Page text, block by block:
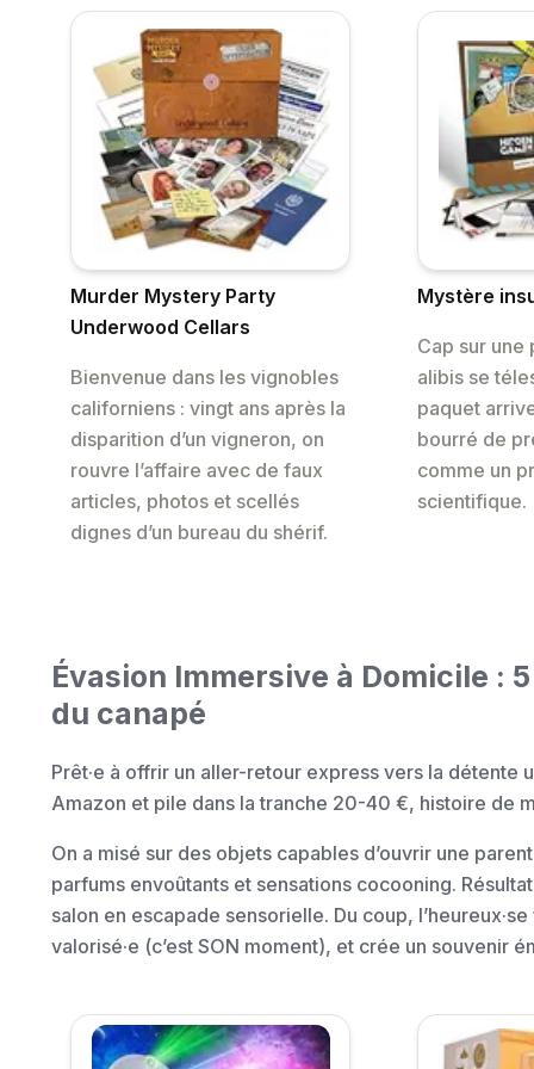
Murder Mystery Party
Underwood Cellars
Bienvenue dans les vignobles
californiens : vingt ans après la
disparition d’un vigneron, on
rouvre l’affaire avec de faux
articles, photos et scellés
dignes d’un bureau du shérif.
Mystère
Cap sur une
alibis se
paquet
bourré de
comme un
scientifique.
Évasion Immersive à Domicile :
du canapé
Prêt·e à offrir un aller-retour express vers la détente
Amazon et pile dans la tranche 20-40 €, histoire de
On a misé sur des objets capables d’ouvrir une
parfums envoûtants et sensations cocooning.
salon en escapade sensorielle. Du coup,
valorisé·e (c’est SON moment), et crée un souvenir